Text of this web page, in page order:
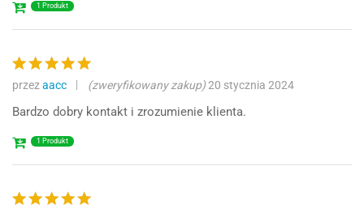
1 Produkt
Oceniono
5na 5
przezaacc (zweryfikowany zakup)20 stycznia 2024
Bardzo dobry kontakt i zrozumienie klienta.
1 Produkt